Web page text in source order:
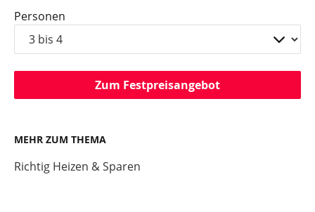
Personen
Zum Festpreisangebot
MEHR ZUM THEMA
Richtig Heizen & Sparen